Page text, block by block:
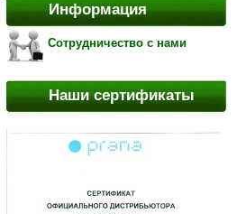
Информация
Сотрудничество с нами
Наши сертификаты